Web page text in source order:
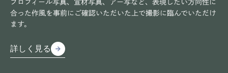
プロフィール写真、宣材写真、アー写など、表現したい方向性に
合った作風を事前にご確認いただいた上で撮影に臨んでいただけ
ます。
詳しく見る
詳しく見る
arrow_forward
arrow_forward